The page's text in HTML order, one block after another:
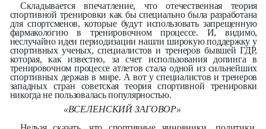
Складывается впечатление, что отечественная теория
спортивной тренировки как бы специально была разработана
для спортсменов, которые будут использовать запрещенную
фармакологию в тренировочном процессе. И, видимо,
неслучайно идеи периодизации нашли широкую поддержку у
спортивных ученых, специалистов и тренеров бывшей ГДР,
которая, как известно, за счет использования допинга в
тренировочном процессе атлетов стала одной из сильнейших
спортивных держав в мире. А вот у специалистов и тренеров
западных стран советская теория спортивной тренировки
никогда не пользовалась популярностью.
«ВСЕЛЕНСКИЙ ЗАГОВОР»